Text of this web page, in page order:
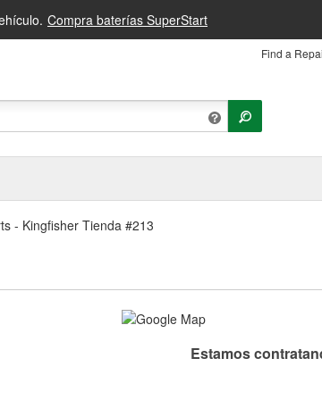
Compra baterías SuperStart
Find a
- Kingfisher Tienda #213
Estamos